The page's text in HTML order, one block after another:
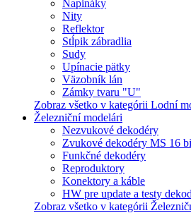
Napináky
Nity
Reflektor
Stĺpik zábradlia
Sudy
Upínacie pätky
Väzobník lán
Zámky tvaru "U"
Zobraz všetko v kategórii Lodní
Železniční modelári
Nezvukové dekodéry
Zvukové dekodéry MS 16
Funkčné dekodéry
Reproduktory
Konektory a káble
HW pre update a testy
Zobraz všetko v kategórii